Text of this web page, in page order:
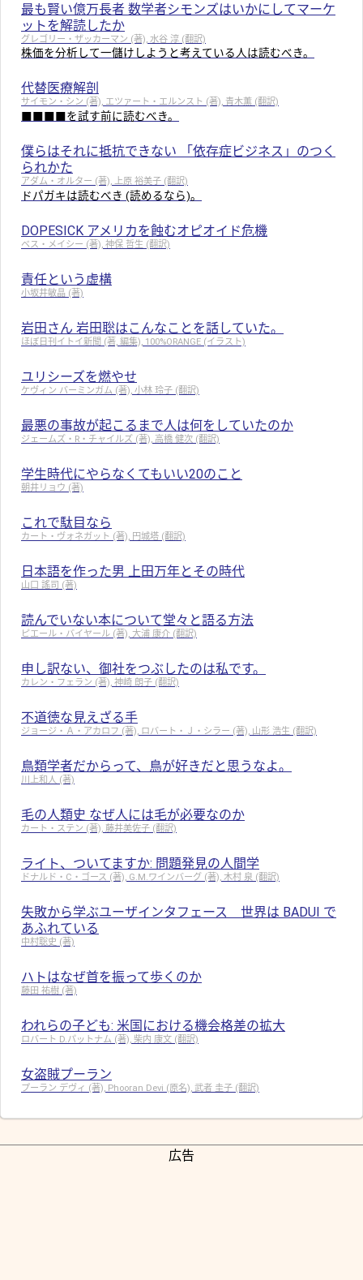
最も賢い億万長者 数学者シモンズはいかにしてマーケ
ットを解読したか
グレゴリー・ザッカーマン (著), 水谷 淳 (翻訳)
株価を分析して一儲けしようと考えている人は読むべき。
代替医療解剖
サイモン・シン (著), エツァート・エルンスト (著), 青木薫 (翻訳)
■■■■を試す前に読むべき。
僕らはそれに抵抗できない 「依存症ビジネス」のつく
られかた
アダム・オルター (著), 上原 裕美子 (翻訳)
ドパガキは読むべき (読めるなら)。
DOPESICK アメリカを蝕むオピオイド危機
ベス・メイシー (著), 神保 哲生 (翻訳)
責任という虚構
小坂井敏晶 (著)
岩田さん 岩田聡はこんなことを話していた。
ほぼ日刊イトイ新聞 (著, 編集), 100%ORANGE (イラスト)
ユリシーズを燃やせ
ケヴィン バーミンガム (著), 小林 玲子 (翻訳)
最悪の事故が起こるまで人は何をしていたのか
ジェームズ・R・チャイルズ (著), 高橋 健次 (翻訳)
学生時代にやらなくてもいい20のこと
朝井リョウ (著)
これで駄目なら
カート・ヴォネガット (著), 円城塔 (翻訳)
日本語を作った男 上田万年とその時代
山口 謠司 (著)
読んでいない本について堂々と語る方法
ピエール・バイヤール (著), 大浦 康介 (翻訳)
申し訳ない、御社をつぶしたのは私です。
カレン・フェラン (著), 神崎 朗子 (翻訳)
不道徳な見えざる手
ジョージ・Ａ・アカロフ (著), ロバート・Ｊ・シラー (著), 山形 浩生 (翻訳)
鳥類学者だからって、鳥が好きだと思うなよ。
川上和人 (著)
毛の人類史 なぜ人には毛が必要なのか
カート・ステン (著), 藤井美佐子 (翻訳)
ライト、ついてますか: 問題発見の人間学
ドナルド・C・ゴース (著), G.M.ワインバーグ (著), 木村 泉 (翻訳)
失敗から学ぶユーザインタフェース 世界は BADUI で
あふれている
中村聡史 (著)
ハトはなぜ首を振って歩くのか
藤田 祐樹 (著)
われらの子ども: 米国における機会格差の拡大
ロバート D.パットナム (著), 柴内 康文 (翻訳)
女盗賊プーラン
プーラン デヴィ (著), Phooran Devi (原名), 武者 圭子 (翻訳)
広告